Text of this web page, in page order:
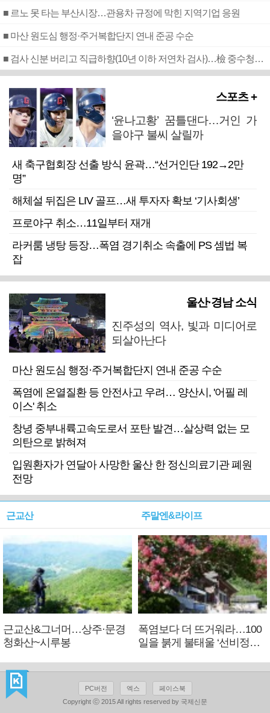
■ 르노 못 타는 부산시장…관용차 규정에 막힌 지역기업 응원
■ 마산 원도심 행정·주거복합단지 연내 준공 수순
■ 검사 신분 버리고 직급하향(10년 이하 저연차 검사)…檢 중수청행 기피
스포츠 +
‘윤나고황’ 꿈틀댄다…거인 가
을야구 불씨 살릴까
새 축구협회장 선출 방식 윤곽…“선거인단 192→2만
명”
해체설 뒤집은 LIV 골프…새 투자자 확보 ‘기사회생’
프로야구 취소…11일부터 재개
라커룸 냉탕 등장…폭염 경기취소 속출에 PS 셈법 복
잡
울산·경남 소식
진주성의 역사, 빛과 미디어로
되살아난다
마산 원도심 행정·주거복합단지 연내 준공 수순
폭염에 온열질환 등 안전사고 우려… 양산시, '어필 레
이스' 취소
창녕 중부내륙고속도로서 포탄 발견…살상력 없는 모
의탄으로 밝혀져
입원환자가 연달아 사망한 울산 한 정신의료기관 폐원
전망
근교산
근교산&그너머…상주·문경
청화산~시루봉
주말엔&라이프
폭염보다 더 뜨거워라…100
일을 붉게 불태울 ‘선비정신’
PC버전 엑스
페이스북
Copyright ⓒ 2015 All rights reserved by 국제신문